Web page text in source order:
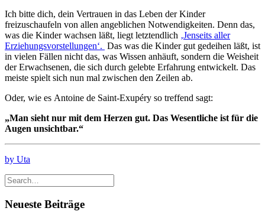
Ich bitte dich, dein Vertrauen in das Leben der Kinder
freizuschaufeln von allen angeblichen Notwendigkeiten. Denn das,
was die Kinder wachsen läßt, liegt letztendlich ‚Jenseits aller
Erziehungsvorstellungen‘. Das was die Kinder gut gedeihen läßt, ist
in vielen Fällen nicht das, was Wissen anhäuft, sondern die Weisheit
der Erwachsenen, die sich durch gelebte Erfahrung entwickelt. Das
meiste spielt sich nun mal zwischen den Zeilen ab.
Oder, wie es Antoine de Saint-Exupéry so treffend sagt:
„Man sieht nur mit dem Herzen gut. Das Wesentliche ist für die
Augen unsichtbar.“
by Uta
Neueste Beiträge